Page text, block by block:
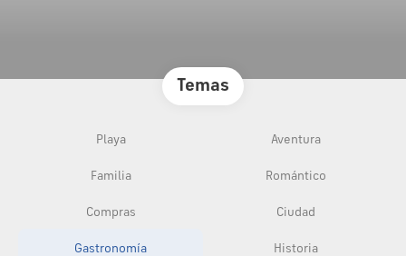
Temas
Playa Aventura
Familia Romántico
Compras Ciudad
Gastronomía Historia